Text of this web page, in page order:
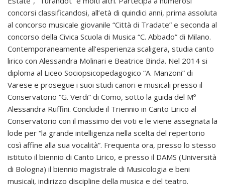
concorsi classificandosi, all’età di quindici anni, prima assoluta
al concorso musicale giovanile “Città di Tradate” e seconda al
concorso della Civica Scuola di Musica “C. Abbado” di Milano.
Contemporaneamente all’esperienza scaligera, studia canto
lirico con Alessandra Molinari e Beatrice Binda. Nel 2014 si
diploma al Liceo Sociopsicopedagogico “A. Manzoni” di
Varese e prosegue i suoi studi canori e musicali presso il
Conservatorio “G. Verdi” di Como, sotto la guida del Mº
Alessandra Ruffini. Conclude il Triennio in Canto Lirico al
Conservatorio con il massimo dei voti e le viene assegnata la
lode per “la grande intelligenza nella scelta del repertorio
così affine alla sua vocalità”. Frequenta ora, presso lo stesso
istituto il biennio di Canto Lirico, e presso il DAMS (Università
di Bologna) il biennio magistrale di Musicologia e beni
musicali, indirizzo discipline della musica e del teatro.